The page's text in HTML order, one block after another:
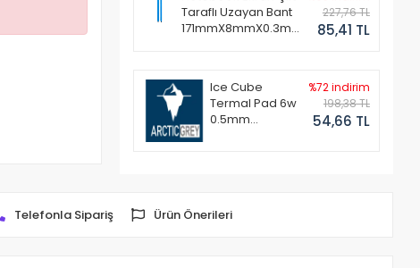
Taraflı Uzayan Bant
171mmX8mmX0.3mm
227,76 TL
85,41 TL
Ice Cube
Termal Pad 6w
0.5mm
%72 indirim
198,38 TL
54,66 TL
Telefonla Sipariş Ürün Önerileri